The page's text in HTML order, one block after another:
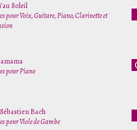
Soleil
pour Voix, Guitare, Piano, Clarinette et
pour Piano
Bach
pour Viole de Gambe